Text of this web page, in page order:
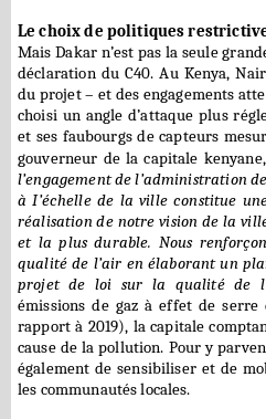
Le choix de politiques
Mais Dakar n’est pas la seule
déclaration du C40. Au Kenya,
du projet – et des engagements
choisi un angle d’attaque plus
et ses faubourgs de capteurs
gouverneur de la capitale kenyane,
l’engagement de l’administration
à I’échelle de la ville constitue
réalisation de notre vision de la
et la plus durable. Nous
qualité de l’air en élaborant un
projet de loi sur la qualité de
émissions de gaz à effet de serre
rapport à 2019), la capitale
cause de la pollution. Pour y
également de sensibiliser et de
les communautés locales.